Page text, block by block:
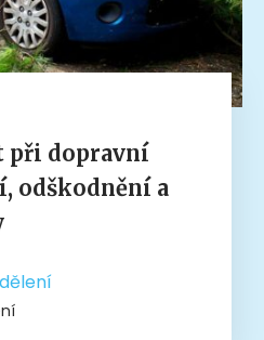
při dopravní
odškodnění a